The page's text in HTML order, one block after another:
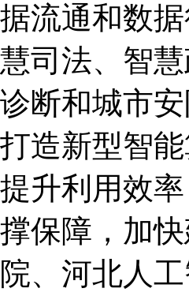
据流通和数
慧司法、智
诊断和城市
打造新型智
提升利用效
撑保障，加
院、河北人